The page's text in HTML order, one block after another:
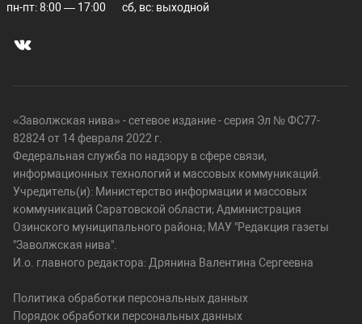
пн-пт: 8:00 — 17:00 сб, вс: выходной
«Заволжская нива» - сетевое издание - серия Эл № ФС77-
82824 от 14 февраля 2022 г.
Федеральная служба по надзору в сфере связи,
информационных технологий и массовых коммуникаций.
Учредитель(и): Министерство информации и массовых
коммуникаций Саратовской области; Администрация
Озинского муниципального района; МАУ "Редакция газеты
"Заволжская нива".
И.о. главного редактора: Дрянина Валентина Сергеевна
Политика обработки персональных данных
Порядок обработки персональных данных